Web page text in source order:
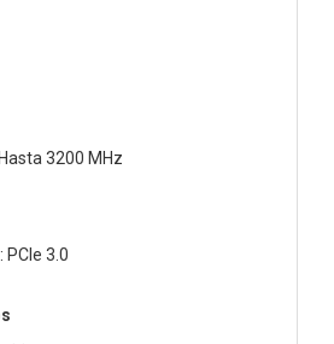
3200 MHz
PCIe 3.0